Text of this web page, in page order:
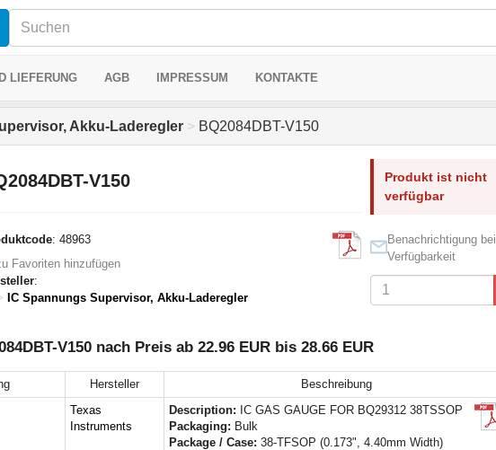
LIEFERUNG AGB IMPRESSUM KONTAKTE
Akku-Laderegler > BQ2084DBT-V150
V150
: 48963
Favoriten hinzufügen
:
IC Spannungs Supervisor, Akku-Laderegler
Produkt ist nicht
verfügbar
Benachrichtigung bei
Verfügbarkeit
V150 nach Preis ab 22.96 EUR bis 28.66 EUR
Hersteller Beschreibung
Texas
Instruments
Description: IC GAS GAUGE FOR BQ29312 38TSSOP
Packaging: Bulk
Package / Case: 38-TFSOP (0.173", 4.40mm Width)